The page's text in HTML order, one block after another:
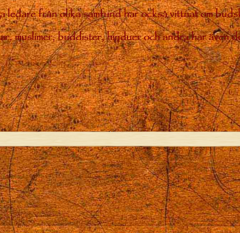
från olika samfund har också vittnat om
muslimer, buddister, hinduer och andra har även